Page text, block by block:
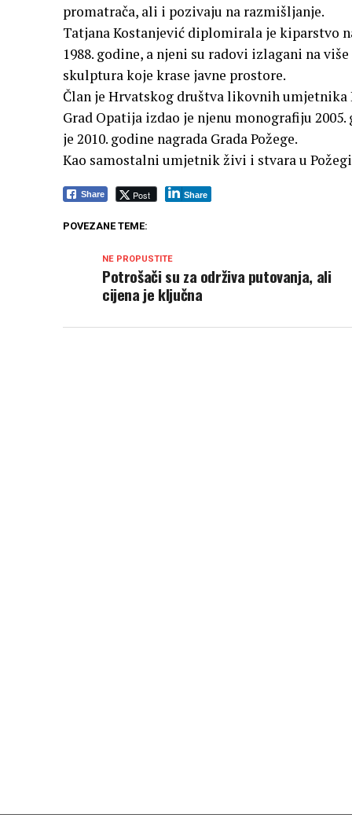
promatrača, ali i pozivaju na razmišljanje.
Tatjana Kostanjević diplomirala je kiparstvo
1988. godine, a njeni su radovi izlagani na
skulptura koje krase javne prostore.
Član je Hrvatskog društva likovnih umjetnika
Grad Opatija izdao je njenu monografiju
je 2010. godine nagrada Grada Požege.
Kao samostalni umjetnik živi i stvara u
Share Post Share
POVEZANE TEME:
NE PROPUSTITE
Potrošači su za održiva putovanja, ali
cijena je ključna